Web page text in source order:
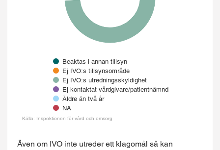
Beaktas i annan tillsyn
Ej IVO:s tillsynsområde
Ej IVO:s utredningsskyldighet
Ej kontaktat vårdgivare/patientnämnd
Äldre än två år
NA
Källa: Inspektionen för vård och omsorg
Även om IVO inte utreder ett klagomål så kan